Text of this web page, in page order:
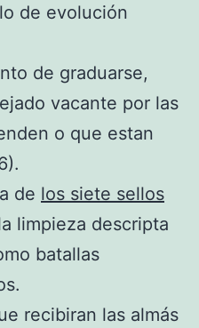
de evolución
de graduarse,
vacante por las
o que estan
de los siete sellos
limpieza descripta
batallas
recibiran las almás